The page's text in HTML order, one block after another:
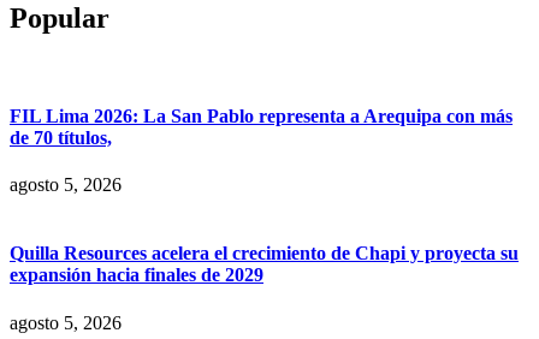
Popular
FIL Lima 2026: La San Pablo representa a Arequipa con más
de 70 títulos,
agosto 5, 2026
Quilla Resources acelera el crecimiento de Chapi y proyecta su
expansión hacia finales de 2029
agosto 5, 2026